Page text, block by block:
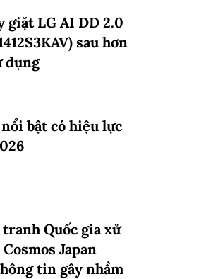
giặt LG AI DD 2.0
sau hơn
dụng
bật có hiệu lực
Quốc gia xử
Japan
tin gây nhầm